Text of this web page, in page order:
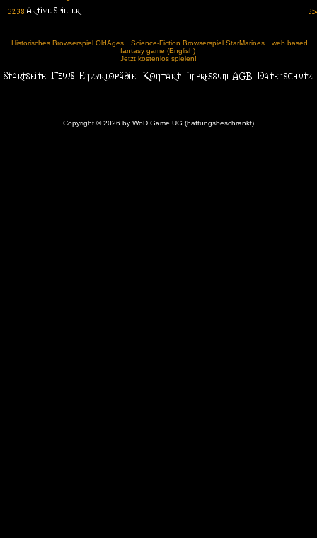
Historisches Browserspiel OldAges Science-Fiction Browserspiel StarMarines
web based
fantasy game (English)
Jetzt kostenlos spielen!
Copyright © 2026 by WoD Game UG (haftungsbeschränkt)